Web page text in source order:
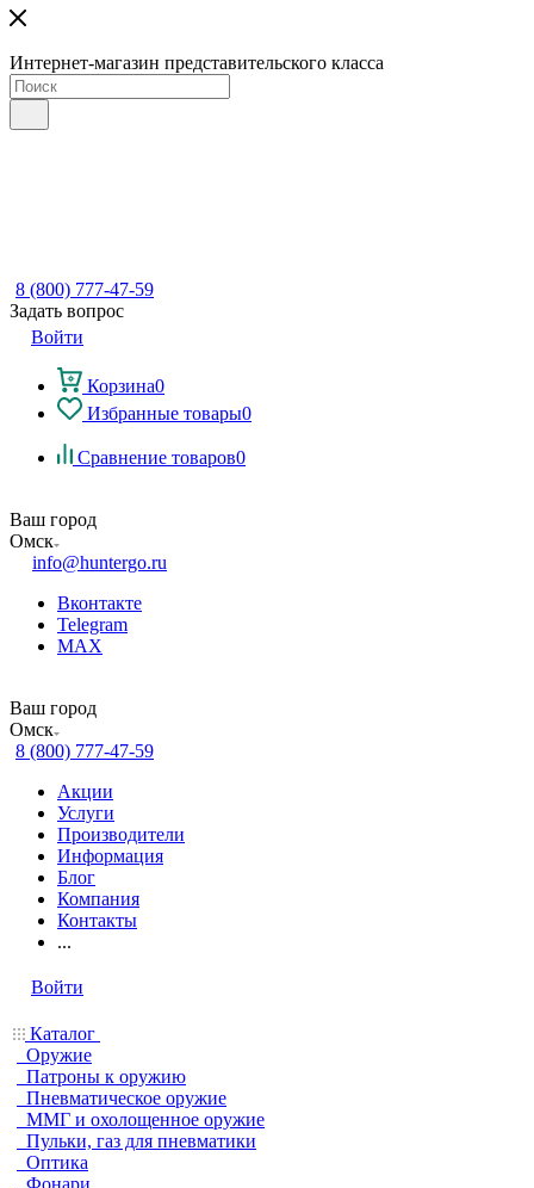
Интернет-магазин представительского класса
8 (800) 777-47-59
Задать вопрос
Войти
Корзина0
Избранные товары0
Сравнение товаров0
Ваш город
Омск
info@huntergo.ru
Вконтакте
Telegram
MAX
Ваш город
Омск
8 (800) 777-47-59
Акции
Услуги
Производители
Информация
Блог
Компания
Контакты
...
Войти
Каталог
Оружие
Патроны к оружию
Пневматическое оружие
ММГ и охолощенное оружие
Пульки, газ для пневматики
Оптика
Фонари